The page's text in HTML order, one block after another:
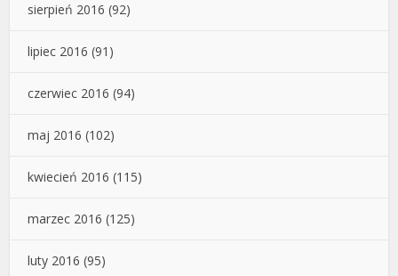
sierpień 2016 (92)
lipiec 2016 (91)
czerwiec 2016 (94)
maj 2016 (102)
kwiecień 2016 (115)
marzec 2016 (125)
luty 2016 (95)